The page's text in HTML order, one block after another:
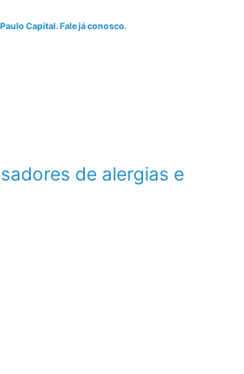
Capital. Fale já conosco.
de alergias e